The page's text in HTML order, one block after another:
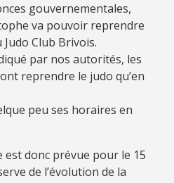
gouvernementales,
va pouvoir reprendre
Club Brivois.
par nos autorités, les
reprendre le judo qu’en
peu ses horaires en
est donc prévue pour le 15
de l’évolution de la